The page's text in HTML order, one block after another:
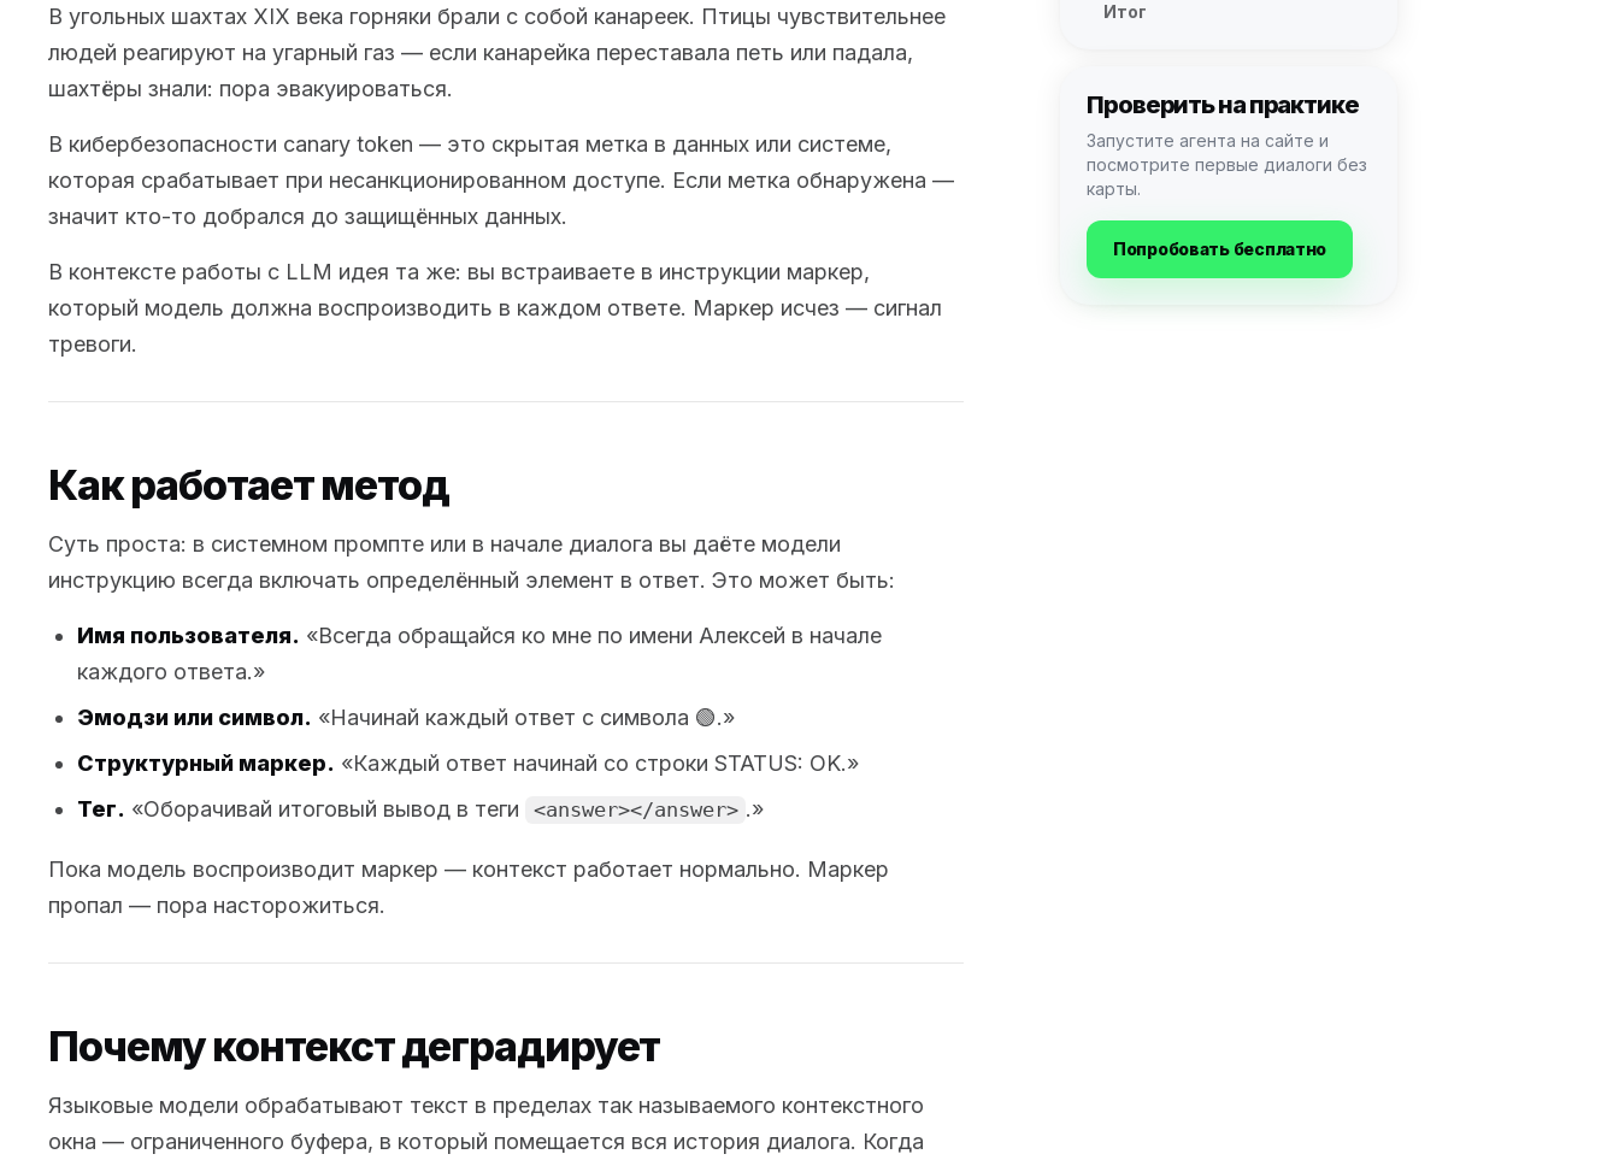
В угольных шахтах XIX века горняки брали с собой канареек. Птицы чувствительнее
людей реагируют на угарный газ — если канарейка переставала петь или падала,
шахтёры знали: пора эвакуироваться.
В кибербезопасности canary token — это скрытая метка в данных или системе,
которая срабатывает при несанкционированном доступе. Если метка обнаружена —
значит кто-то добрался до защищённых данных.
В контексте работы с LLM идея та же: вы встраиваете в инструкции маркер,
который модель должна воспроизводить в каждом ответе. Маркер исчез — сигнал
тревоги.
Как работает метод
Суть проста: в системном промпте или в начале диалога вы даёте модели
инструкцию всегда включать определённый элемент в ответ. Это может быть:
Имя пользователя. «Всегда обращайся ко мне по имени Алексей в начале
каждого ответа.»
Эмодзи или символ. «Начинай каждый ответ с символа 🟢.»
Структурный маркер. «Каждый ответ начинай со строки STATUS: OK.»
Тег. «Оборачивай итоговый вывод в теги <answer></answer> .»
Пока модель воспроизводит маркер — контекст работает нормально. Маркер
пропал — пора насторожиться.
Почему контекст деградирует
Языковые модели обрабатывают текст в пределах так называемого контекстного
окна — ограниченного буфера, в который помещается вся история диалога. Когда
Итог
Проверить на практике
Запустите агента на сайте и
посмотрите первые диалоги без
карты.
Попробовать бесплатно